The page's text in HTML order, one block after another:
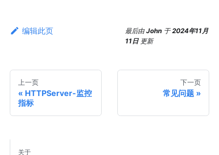
编辑此页 最后由John 于2024年11月
11日 更新
上一页
HTTPServer-监控
指标
下一页
常见问题
关于